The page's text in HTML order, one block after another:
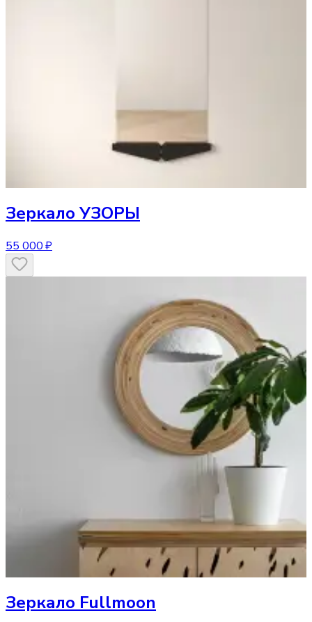
Зеркало УЗОРЫ
55 000 ₽
Зеркало Fullmoon